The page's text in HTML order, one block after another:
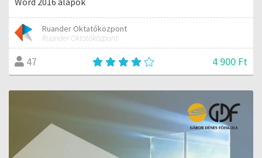
Ruander Oktatóközpont
Ruander Oktatóközpont
47 4 900 Ft